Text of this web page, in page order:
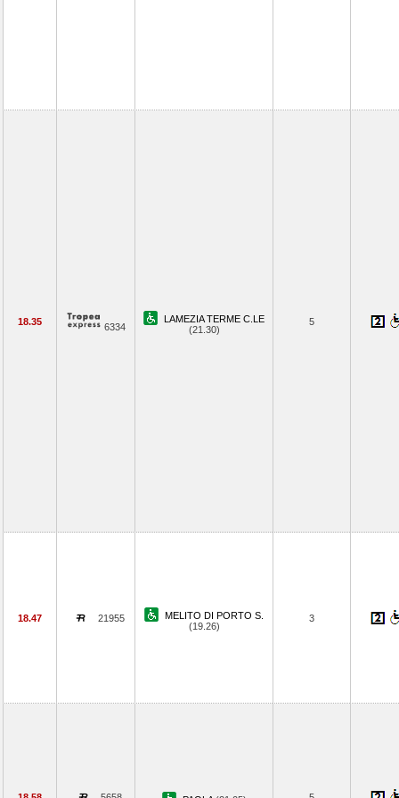
18.35 6334
LAMEZIA TERME C.LE
(21.30)
5
18.47 21955
MELITO DI PORTO S.
(19.26)
3